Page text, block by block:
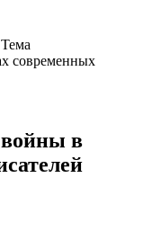
Тема
современных
войны в